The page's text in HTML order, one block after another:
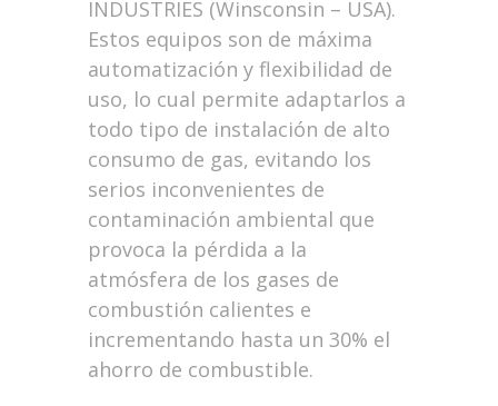
INDUSTRIES (Winsconsin – USA).
Estos equipos son de máxima
automatización y flexibilidad de
uso, lo cual permite adaptarlos a
todo tipo de instalación de alto
consumo de gas, evitando los
serios inconvenientes de
contaminación ambiental que
provoca la pérdida a la
atmósfera de los gases de
combustión calientes e
incrementando hasta un 30% el
ahorro de combustible.